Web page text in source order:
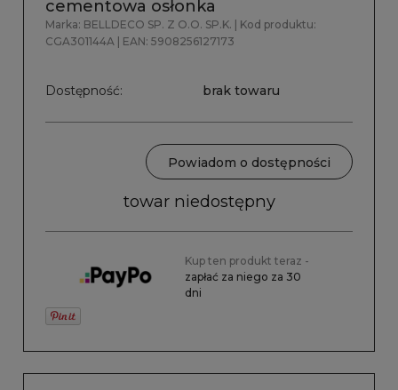
cementowa osłonka
Marka: BELLDECO SP. Z O.O. SP.K.
| Kod produktu:
CGA301144A
| EAN: 5908256127173
Dostępność: brak towaru
Powiadom o dostępności
towar niedostępny
Kup ten produkt teraz -
zapłać za niego za 30
dni